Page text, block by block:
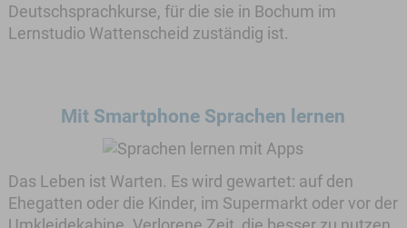
Deutschsprachkurse, für die sie in Bochum im
Lernstudio Wattenscheid zuständig ist.
Mit Smartphone Sprachen lernen
Das Leben ist Warten. Es wird gewartet: auf den
Ehegatten oder die Kinder, im Supermarkt oder vor der